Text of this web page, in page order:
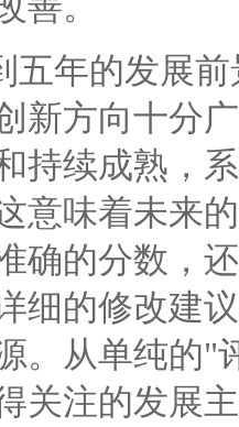
年的发展前
新方向十分
持续成熟，
意味着未来
确的分数，
细的修改建
。从单纯的"
关注的发展